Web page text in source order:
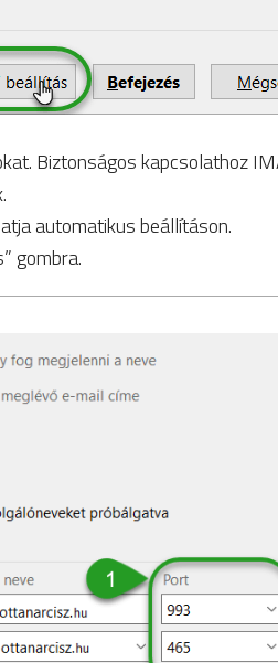
Biztonságos kapcsolathoz
automatikus beállításon.
gombra.